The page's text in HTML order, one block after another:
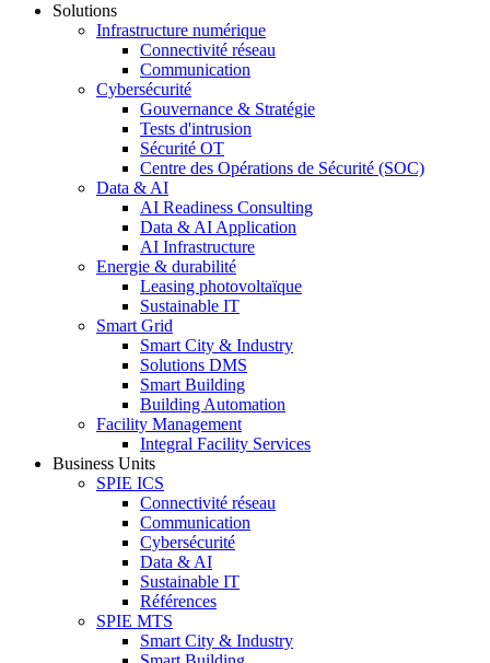
Solutions
Infrastructure numérique
Connectivité réseau
Communication
Cybersécurité
Gouvernance & Stratégie
Tests d'intrusion
Sécurité OT
Centre des Opérations de Sécurité (SOC)
Data & AI
AI Readiness Consulting
Data & AI Application
AI Infrastructure
Energie & durabilité
Leasing photovoltaïque
Sustainable IT
Smart Grid
Smart City & Industry
Solutions DMS
Smart Building
Building Automation
Facility Management
Integral Facility Services
Business Units
SPIE ICS
Connectivité réseau
Communication
Cybersécurité
Data & AI
Sustainable IT
Références
SPIE MTS
Smart City & Industry